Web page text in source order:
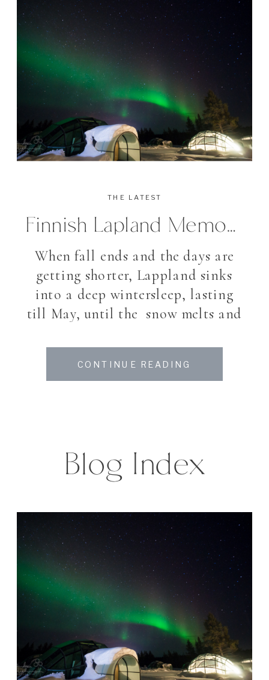
When fall ends and the days are
getting shorter, Lappland sinks
into a deep wintersleep, lasting
till May, until the snow melts and
summer. As harsh the climate up
north on one side is; the other side
Finnish Lapland Memories
THE LATEST
CONTINUE READING
Blog Index